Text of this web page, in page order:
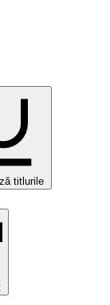
titlurile